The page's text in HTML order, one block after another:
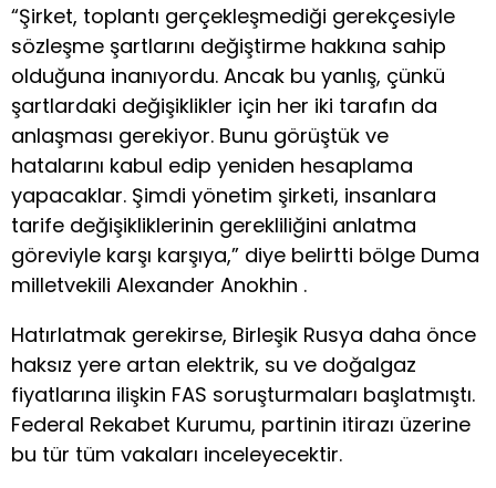
“Şirket, toplantı gerçekleşmediği gerekçesiyle
sözleşme şartlarını değiştirme hakkına sahip
olduğuna inanıyordu. Ancak bu yanlış, çünkü
şartlardaki değişiklikler için her iki tarafın da
anlaşması gerekiyor. Bunu görüştük ve
hatalarını kabul edip yeniden hesaplama
yapacaklar. Şimdi yönetim şirketi, insanlara
tarife değişikliklerinin gerekliliğini anlatma
göreviyle karşı karşıya,” diye belirtti bölge Duma
milletvekili Alexander Anokhin .
Hatırlatmak gerekirse, Birleşik Rusya daha önce
haksız yere artan elektrik, su ve doğalgaz
fiyatlarına ilişkin FAS soruşturmaları başlatmıştı.
Federal Rekabet Kurumu, partinin itirazı üzerine
bu tür tüm vakaları inceleyecektir.